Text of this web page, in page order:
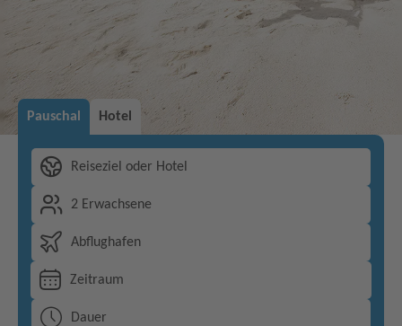
Pauschal Hotel
Reiseziel oder Hotel
2 Erwachsene
Abflughafen
Zeitraum
Dauer